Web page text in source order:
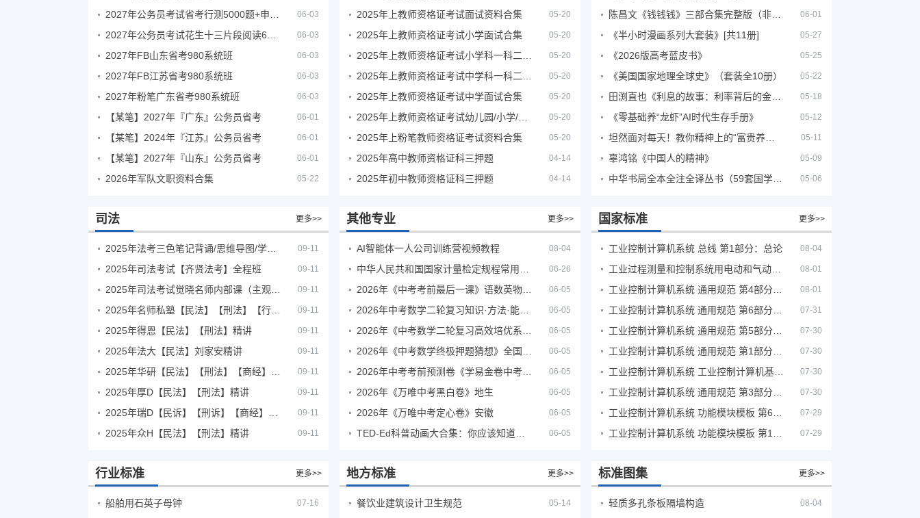
06-03
06-03
2027年FB山东省考980系统班 06-03
2027年FB江苏省考980系统班 06-03
2027年粉笔广东省考980系统班 06-03
【某笔】2027年『广东』公务员省考 06-01
【某笔】2024年『江苏』公务员省考 06-01
【某笔】2027年『山东』公务员省考 06-01
2026年军队文职资料合集 05-22
2025年上教师资格证考试面试资料合集 05-20
2025年上教师资格证考试小学面试合集 05-20
05-20
05-20
2025年上教师资格证考试中学面试合集 05-20
05-20
2025年上粉笔教师资格证考试资料合集 05-20
2025年高中教师资格证科三押题 04-14
2025年初中教师资格证科三押题 04-14
陈昌文《钱钱钱》三部合集完整版（非出版书籍） 06-01
《半小时漫画系列大套装》[共11册] 05-27
《2026版高考蓝皮书》 05-25
《美国国家地理全球史》（套装全10册） 05-22
田渕直也《利息的故事：利率背后的金融世界》 05-18
《零基础养“龙虾”AI时代生存手册》 05-12
05-11
辜鸿铭《中国人的精神》 05-09
中华书局全本全注全译丛书（59套国学经典） 05-06
司法 更多>>
09-11
2025年司法考试【齐贤法考】全程班 09-11
09-11
09-11
2025年得恩【民法】【刑法】精讲 09-11
2025年法大【民法】刘家安精讲 09-11
09-11
2025年厚D【民法】【刑法】精讲 09-11
09-11
2025年众H【民法】【刑法】精讲 09-11
其他专业 更多>>
AI智能体一人公司训练营视频教程 08-04
06-26
06-05
06-05
06-05
06-05
06-05
2026年《万唯中考黑白卷》地生 06-05
2026年《万唯中考定心卷》安徽 06-05
06-05
国家标准 更多>>
工业控制计算机系统 总线 第1部分：总论 08-04
工业过程测量和控制系统用电动和气动模拟计算器性能评定方法 08-01
08-01
07-31
07-30
07-30
工业控制计算机系统 工业控制计算机基本平台 第2部分：性能评定方法 07-30
07-30
07-29
07-29
行业标准 更多>>
船舶用石英子母钟 07-16
地方标准 更多>>
餐饮业建筑设计卫生规范 05-14
标准图集 更多>>
轻质多孔条板隔墙构造 08-04